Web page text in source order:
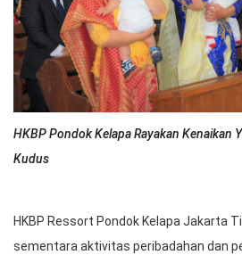
HKBP Pondok Kelapa Rayakan Kenaikan
Kudus
HKBP Ressort Pondok Kelapa Jakarta
sementara aktivitas peribadahan dan